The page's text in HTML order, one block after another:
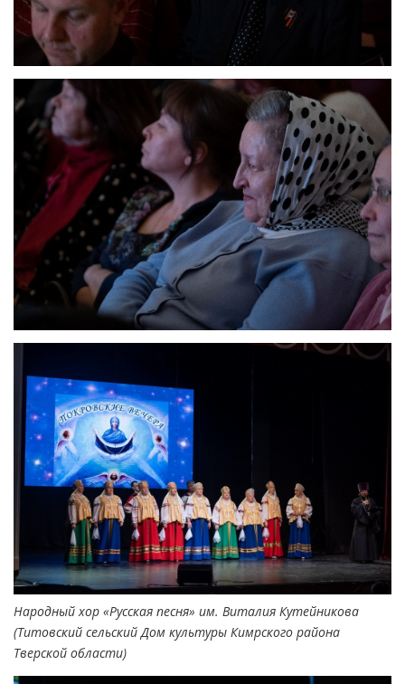
Народный хор «Русская песня» им. Виталия Кутейникова
(Титовский сельский Дом культуры Кимрского района
Тверской области)